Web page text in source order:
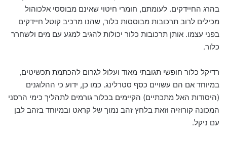
בהרג החיידקים. לעומתם, חומרי חיטוי שאינם מבוססי אלכוהול
מכילים לרוב תרכובות מבוססות כלור, שהנו מרכיב קוטל חיידקים
בפני עצמו. אותן תרכובות כלור יכולות להגיב למגע עם מים ולשחרר
כלור.
רדיקל כלור חופשי תגובתי מאוד ועלול לגרום להכתמת תכשיטים,
במיוחד אם הם עשויים כסף סטרלינג. כמו כן, ידוע כי ההלוגנים
(היסודות האל מתכתיים) הקיימים בכלור גורמים לתהליך כימי הרסני
המכונה קורוזיה וזאת בלחץ זהב נמוך של קראט ובמיוחד בזהב לבן
עם ניקל.